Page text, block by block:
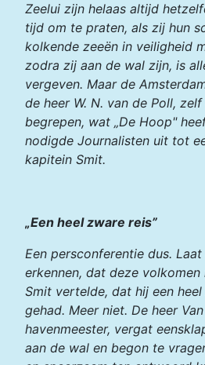
Zeelui zijn helaas altijd
tijd om te praten, als zij hun
kolkende zeeën in veiligheid
zodra zij aan de wal zijn, is
vergeven. Maar de
de heer W. N. van de Poll,
begrepen, wat „De Hoop"
nodigde Journalisten uit tot
kapitein Smit.
„Een heel zware reis”
Een persconferentie dus.
erkennen, dat deze
Smit vertelde, dat hij een
gehad. Meer niet. De heer
havenmeester, vergat
aan de wal en begon te